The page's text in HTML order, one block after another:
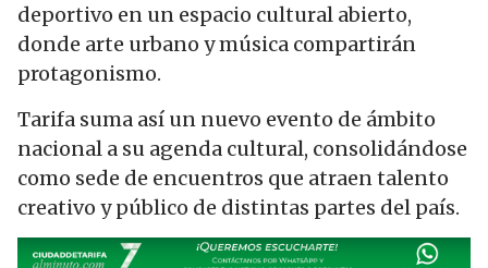
deportivo en un espacio cultural abierto,
donde arte urbano y música compartirán
protagonismo.
Tarifa suma así un nuevo evento de ámbito
nacional a su agenda cultural, consolidándose
como sede de encuentros que atraen talento
creativo y público de distintas partes del país.